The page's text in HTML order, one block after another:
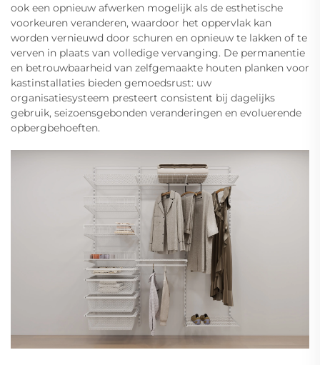
ook een opnieuw afwerken mogelijk als de esthetische
voorkeuren veranderen, waardoor het oppervlak kan
worden vernieuwd door schuren en opnieuw te lakken of te
verven in plaats van volledige vervanging. De permanentie
en betrouwbaarheid van zelfgemaakte houten planken voor
kastinstallaties bieden gemoedsrust: uw
organisatiesysteem presteert consistent bij dagelijks
gebruik, seizoensgebonden veranderingen en evoluerende
opbergbehoeften.